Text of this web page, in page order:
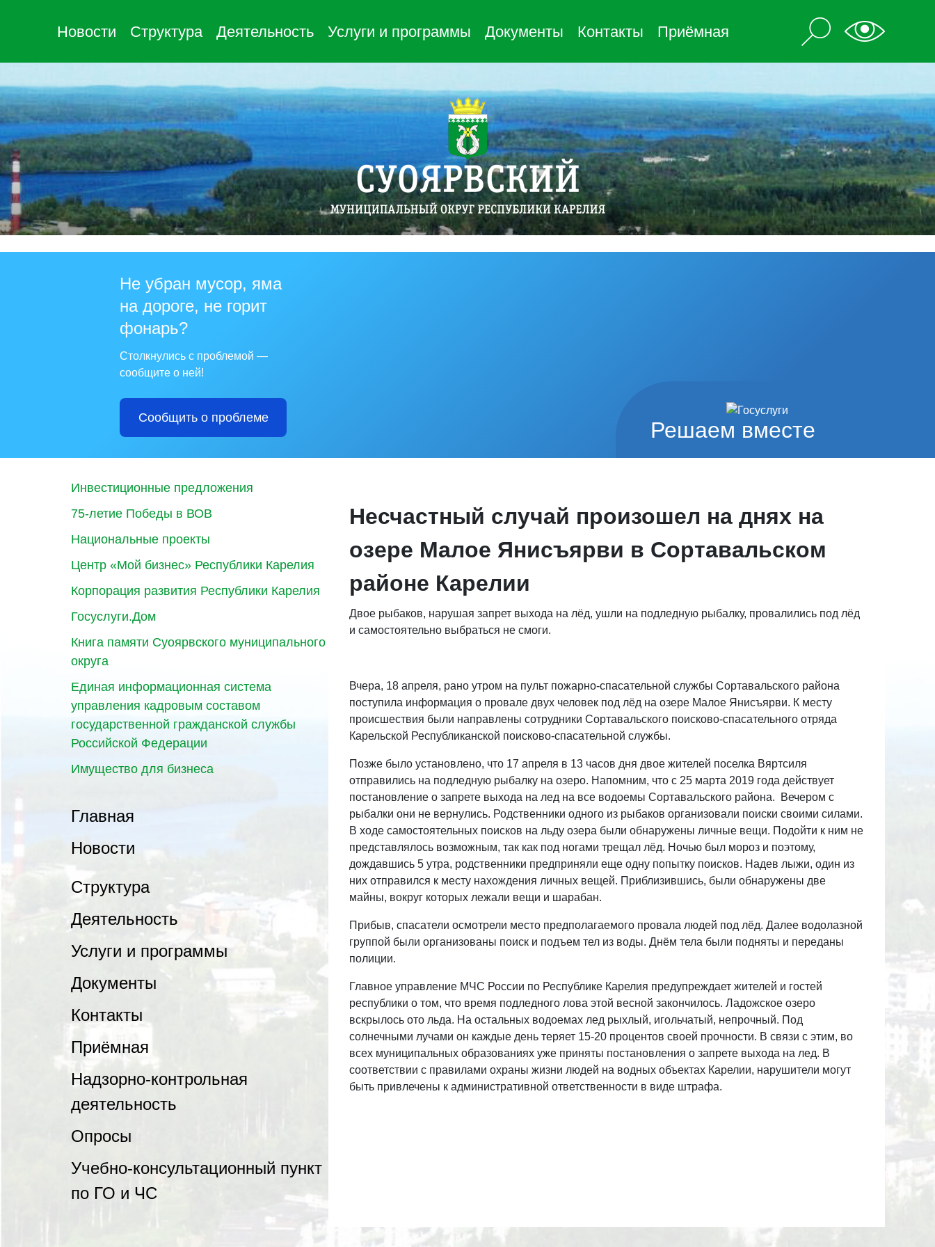
Новости Структура Деятельность Услуги и программы Документы Контакты Приёмная
Решаем вместе
Не убран мусор, яма
на дороге, не горит
фонарь?
Столкнулись с проблемой —
сообщите о ней!
Сообщить о проблеме
Инвестиционные предложения
75-летие Победы в ВОВ
Национальные проекты
Центр «Мой бизнес» Республики Карелия
Корпорация развития Республики Карелия
Госуслуги.Дом
Книга памяти Суоярвского муниципального
округа
Единая информационная система
управления кадровым составом
государственной гражданской службы
Российской Федерации
Имущество для бизнеса
Главная
Новости
Структура
Деятельность
Услуги и программы
Документы
Контакты
Приёмная
Надзорно-контрольная
деятельность
Опросы
Учебно-консультационный пункт
по ГО и ЧС
Несчастный случай произошел на днях на
озере Малое Янисъярви в Сортавальском
районе Карелии
Двое рыбаков, нарушая запрет выхода на лёд, ушли на подледную рыбалку, провалились под лёд
и самостоятельно выбраться не смоги.
Вчера, 18 апреля, рано утром на пульт пожарно-спасательной службы Сортавальского района
поступила информация о провале двух человек под лёд на озере Малое Янисъярви. К месту
происшествия были направлены сотрудники Сортавальского поисково-спасательного отряда
Карельской Республиканской поисково-спасательной службы.
Позже было установлено, что 17 апреля в 13 часов дня двое жителей поселка Вяртсиля
отправились на подледную рыбалку на озеро. Напомним, что с 25 марта 2019 года действует
постановление о запрете выхода на лед на все водоемы Сортавальского района. Вечером с
рыбалки они не вернулись. Родственники одного из рыбаков организовали поиски своими силами.
В ходе самостоятельных поисков на льду озера были обнаружены личные вещи. Подойти к ним не
представлялось возможным, так как под ногами трещал лёд. Ночью был мороз и поэтому,
дождавшись 5 утра, родственники предприняли еще одну попытку поисков. Надев лыжи, один из
них отправился к месту нахождения личных вещей. Приблизившись, были обнаружены две
майны, вокруг которых лежали вещи и шарабан.
Прибыв, спасатели осмотрели место предполагаемого провала людей под лёд. Далее водолазной
группой были организованы поиск и подъем тел из воды. Днём тела были подняты и переданы
полиции.
Главное управление МЧС России по Республике Карелия предупреждает жителей и гостей
республики о том, что время подледного лова этой весной закончилось. Ладожское озеро
вскрылось ото льда. На остальных водоемах лед рыхлый, игольчатый, непрочный. Под
солнечными лучами он каждые день теряет 15-20 процентов своей прочности. В связи с этим, во
всех муниципальных образованиях уже приняты постановления о запрете выхода на лед. В
соответствии с правилами охраны жизни людей на водных объектах Карелии, нарушители могут
быть привлечены к административной ответственности в виде штрафа.